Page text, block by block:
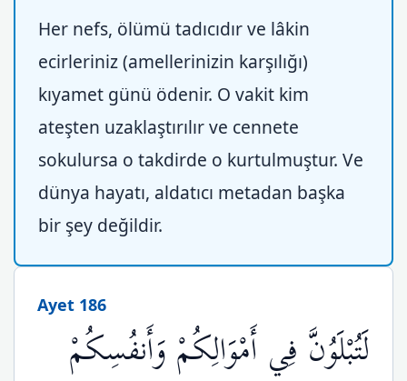
Her nefs, ölümü tadıcıdır ve lâkin
ecirleriniz (amellerinizin karşılığı)
kıyamet günü ödenir. O vakit kim
ateşten uzaklaştırılır ve cennete
sokulursa o takdirde o kurtulmuştur. Ve
dünya hayatı, aldatıcı metadan başka
bir şey değildir.
Ayet 186
لَتُبْلَوُنَّ فِي أَمْوَالِكُمْ وَأَنفُسِكُمْ